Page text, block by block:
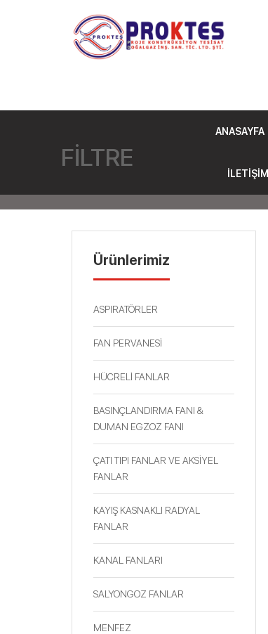
ANASAYFA
İLETIŞIM
FİLTRE
Ürünlerimiz
ASPIRATÖRLER
FAN PERVANESİ
HÜCRELİ FANLAR
BASINÇLANDIRMA FANI &
DUMAN EGZOZ FANI
ÇATI TIPI FANLAR VE AKSİYEL
FANLAR
KAYIŞ KASNAKLI RADYAL
FANLAR
KANAL FANLARI
SALYONGOZ FANLAR
MENFEZ